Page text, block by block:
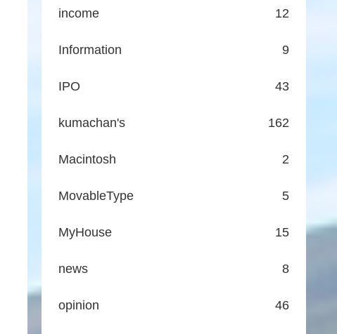
income 12
Information 9
IPO 43
kumachan's 162
Macintosh 2
MovableType 5
MyHouse 15
news 8
opinion 46